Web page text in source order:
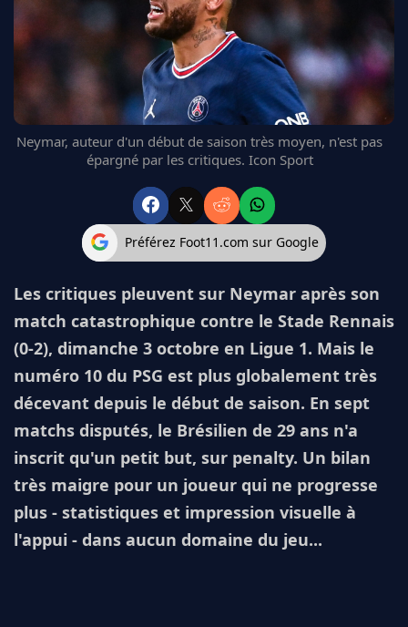
MANCHESTER UNITED
CHELSEA
ARSENAL
BAYERN
L'AVIS DE LA RÉDAC'
Neymar, auteur d'un début de saison très moyen, n'est pas
épargné par les critiques. Icon Sport
Préférez Foot11.com sur Google
Les critiques pleuvent sur Neymar après son
match catastrophique contre le Stade Rennais
(0-2), dimanche 3 octobre en Ligue 1. Mais le
numéro 10 du PSG est plus globalement très
décevant depuis le début de saison. En sept
matchs disputés, le Brésilien de 29 ans n'a
inscrit qu'un petit but, sur penalty. Un bilan
très maigre pour un joueur qui ne progresse
plus - statistiques et impression visuelle à
l'appui - dans aucun domaine du jeu...